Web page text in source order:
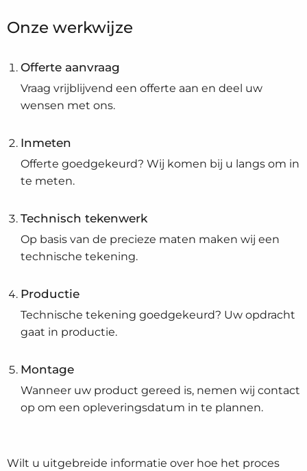
Onze werkwijze
Offerte aanvraag
Vraag vrijblijvend een offerte aan en deel uw
wensen met ons.
Inmeten
Offerte goedgekeurd? Wij komen bij u langs om in
te meten.
Technisch tekenwerk
Op basis van de precieze maten maken wij een
technische tekening.
Productie
Technische tekening goedgekeurd? Uw opdracht
gaat in productie.
Montage
Wanneer uw product gereed is, nemen wij contact
op om een opleveringsdatum in te plannen.
Wilt u uitgebreide informatie over hoe het proces